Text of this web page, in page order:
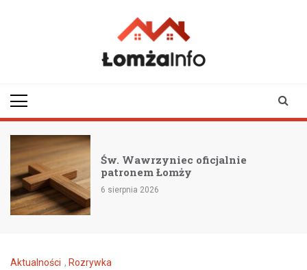
Św. Wawrzyniec oficjalnie
patronem Łomży
6 sierpnia 2026
Aktualności , Rozrywka